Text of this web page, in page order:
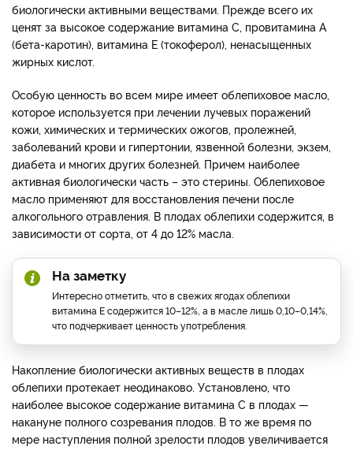
биологически активными веществами. Прежде всего их
ценят за высокое содержание витамина С, провитамина А
(бета-каротин), витамина Е (токоферол), ненасыщенных
жирных кислот.
Особую ценность во всем мире имеет облепиховое масло,
которое используется при лечении лучевых поражений
кожи, химических и термических ожогов, пролежней,
заболеваний крови и гипертонии, язвенной болезни, экзем,
диабета и многих других болезней. Причем наиболее
активная биологически часть – это стерины. Облепиховое
масло применяют для восстановления печени после
алкогольного отравления. В плодах облепихи содержится, в
зависимости от сорта, от 4 до 12% масла.
На заметку
Интересно отметить, что в свежих ягодах облепихи
витамина Е содержится 10–12%, а в масле лишь 0,10–0,14%,
что подчеркивает ценность употребления.
Накопление биологически активных веществ в плодах
облепихи протекает неодинаково. Установлено, что
наиболее высокое содержание витамина С в плодах —
накануне полного созревания плодов. В то же время по
мере наступления полной зрелости плодов увеличивается